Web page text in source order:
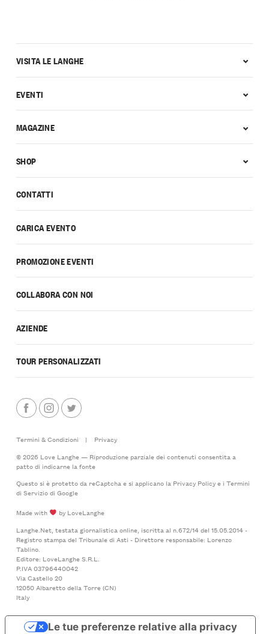
CONTATTI
CARICA EVENTO
PROMOZIONE EVENTI
COLLABORA CON NOI
AZIENDE
TOUR PERSONALIZZATI
VISITA LE LANGHE
EVENTI
MAGAZINE
SHOP
Termini & Condizioni |
Privacy
© 2026 Love Langhe — Riproduzione parziale dei contenuti consentita a
patto di indicarne la fonte
Questo si è protetto da reCaptcha e si applicano la Privacy Policye i Termini
di Serviziodi Google
Made with
by LoveLanghe
Langhe.Net, testata giornalistica online, iscritta al n.672/14 del 15.05.2014 -
Registro stampa del Tribunale di Asti - Direttore responsabile: Lorenzo
Tablino.
Editore: LoveLanghe S.R.L.
P.IVA 03796440042
Via Castello 20
12050 Albaretto della Torre (CN)
Italy
Le tue preferenze relative alla privacy